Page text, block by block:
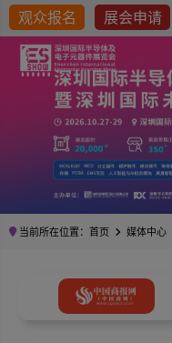
观众报名 展会申请
当前所在位置： 首页 媒体中心